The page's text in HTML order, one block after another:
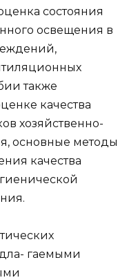
состояния
освещения в
также
качества
хозяйственно-
основные методы
качества
гаемыми